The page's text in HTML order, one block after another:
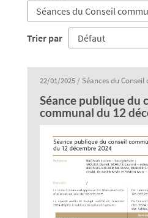
Trier par
22/01/2025/ Séances du
Séance publique du
communal du 12